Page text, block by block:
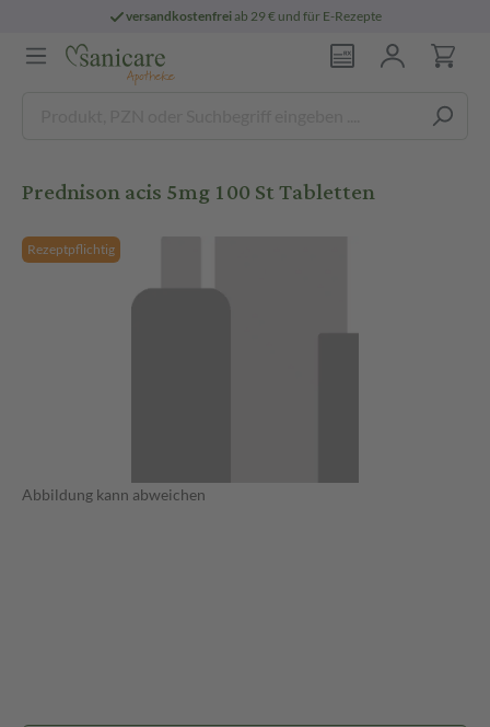
versandkostenfreiab 29 € und für E-Rezepte
Prednison acis 5mg 100 St Tabletten
Rezeptpflichtig
Abbildung kann abweichen